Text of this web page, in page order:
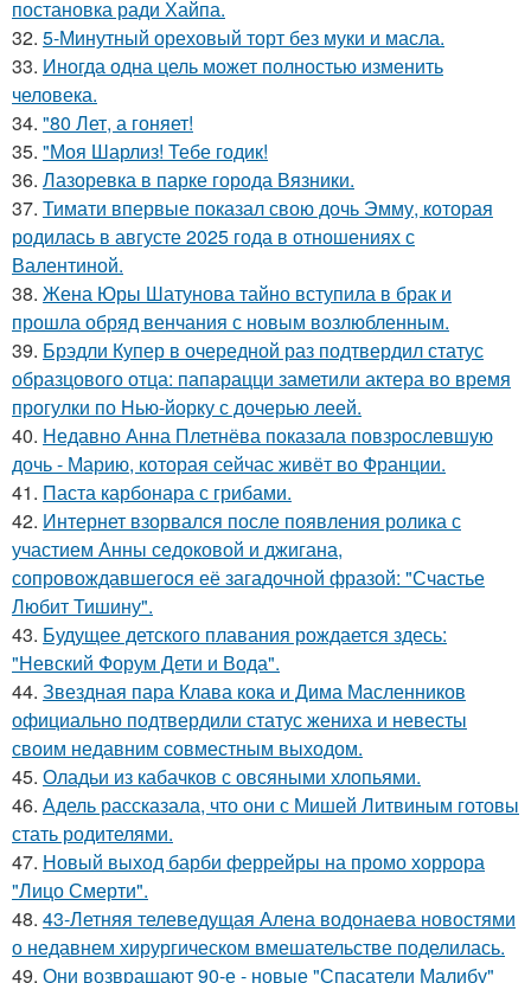
постановка ради Хайпа.
32. 5-Минутный ореховый торт без муки и масла.
33. Иногда одна цель может полностью изменить
человека.
34. "80 Лет, а гоняет!
35. "Моя Шарлиз! Тебе годик!
36. Лазоревка в парке города Вязники.
37. Тимати впервые показал свою дочь Эмму, которая
родилась в августе 2025 года в отношениях с
Валентиной.
38. Жена Юры Шатунова тайно вступила в брак и
прошла обряд венчания с новым возлюбленным.
39. Брэдли Купер в очередной раз подтвердил статус
образцового отца: папарацци заметили актера во время
прогулки по Нью-йорку с дочерью леей.
40. Недавно Анна Плетнёва показала повзрослевшую
дочь - Марию, которая сейчас живёт во Франции.
41. Паста карбонара с грибами.
42. Интернет взорвался после появления ролика с
участием Анны седоковой и джигана,
сопровождавшегося её загадочной фразой: "Счастье
Любит Тишину".
43. Будущее детского плавания рождается здесь:
"Невский Форум Дети и Вода".
44. Звездная пара Клава кока и Дима Масленников
официально подтвердили статус жениха и невесты
своим недавним совместным выходом.
45. Оладьи из кабачков с овсяными хлопьями.
46. Адель рассказала, что они с Мишей Литвиным готовы
стать родителями.
47. Новый выход барби феррейры на промо хоррора
"Лицо Смерти".
48. 43-Летняя телеведущая Алена водонаева новостями
о недавнем хирургическом вмешательстве поделилась.
49. Они возвращают 90-е - новые "Спасатели Малибу"